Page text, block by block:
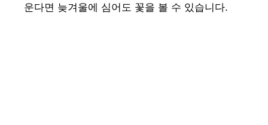
운다면 늦겨울에 심어도 꽃을 볼 수 있습니다.